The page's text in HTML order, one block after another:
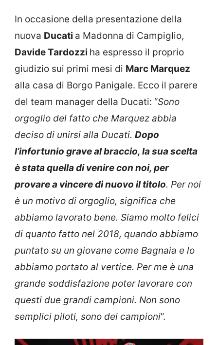
In occasione della presentazione della
nuova Ducati a Madonna di Campiglio,
Davide Tardozzi ha espresso il proprio
giudizio sui primi mesi di Marc Marquez
alla casa di Borgo Panigale. Ecco il parere
del team manager della Ducati: “Sono
orgoglio del fatto che Marquez abbia
deciso di unirsi alla Ducati. Dopo
l’infortunio grave al braccio, la sua scelta
è stata quella di venire con noi, per
provare a vincere di nuovo il titolo. Per noi
è un motivo di orgoglio, significa che
abbiamo lavorato bene. Siamo molto felici
di quanto fatto nel 2018, quando abbiamo
puntato su un giovane come Bagnaia e lo
abbiamo portato al vertice. Per me è una
grande soddisfazione poter lavorare con
questi due grandi campioni. Non sono
semplici piloti, sono dei campioni“.